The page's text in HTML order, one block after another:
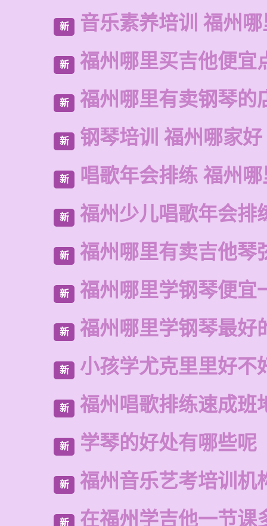
新 音乐素养培训 福州
新 福州哪里买吉他便宜
新 福州哪里有卖钢琴的
新 钢琴培训 福州哪家好
新 唱歌年会排练 福州
新 福州少儿唱歌年会排
新 福州哪里有卖吉他琴
新 福州哪里学钢琴便宜
新 福州哪里学钢琴最好
新 小孩学尤克里里好不
新 福州唱歌排练速成班
新 学琴的好处有哪些呢
新 福州音乐艺考培训机
新 在福州学吉他一节课